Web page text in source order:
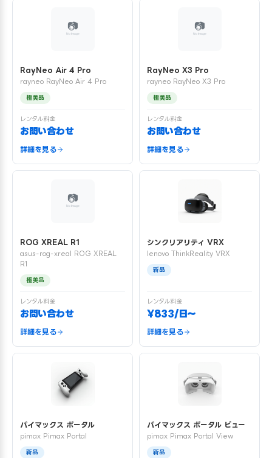
RayNeo Air 4 Pro
rayneo RayNeo Air 4 Pro
極美品
レンタル料金
お問い合わせ
詳細を見る
RayNeo X3 Pro
rayneo RayNeo X3 Pro
極美品
レンタル料金
お問い合わせ
詳細を見る
ROG XREAL R1
asus-rog-xreal ROG XREAL
R1
極美品
レンタル料金
お問い合わせ
詳細を見る
シンクリアリティ VRX
lenovo ThinkReality VRX
新品
レンタル料金
¥833/日〜
詳細を見る
パイマックス ポータル
pimax Pimax Portal
新品
パイマックス ポータル ビュー
pimax Pimax Portal View
新品